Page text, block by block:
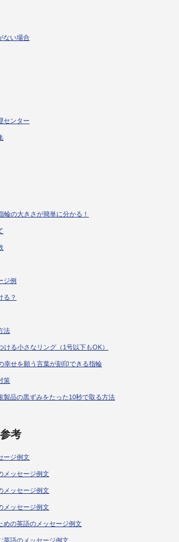
ない場合
センター
輪の大きさが簡単に分かる！
ジ例
る？
法
ける小さなリング（1号以下もOK）
幸せを願う言葉が刻印できる指輪
策
製品の黒ずみをたった10秒で取る方法
考
ージ例文
メッセージ例文
メッセージ例文
メッセージ例文
めの英語のメッセージ例文
英語のメッセージ例文